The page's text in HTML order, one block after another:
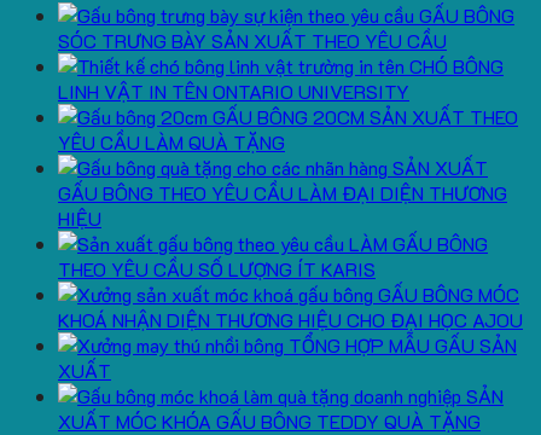
GẤU BÔNG
SÓC TRƯNG BÀY SẢN XUẤT THEO YÊU CẦU
CHÓ BÔNG
LINH VẬT IN TÊN ONTARIO UNIVERSITY
GẤU BÔNG 20CM SẢN XUẤT THEO
YÊU CẦU LÀM QUÀ TẶNG
SẢN XUẤT
GẤU BÔNG THEO YÊU CẦU LÀM ĐẠI DIỆN THƯƠNG
HIỆU
LÀM GẤU BÔNG
THEO YÊU CẦU SỐ LƯỢNG ÍT KARIS
GẤU BÔNG MÓC
KHOÁ NHẬN DIỆN THƯƠNG HIỆU CHO ĐẠI HỌC AJOU
TỔNG HỢP MẪU GẤU SẢN
XUẤT
SẢN
XUẤT MÓC KHÓA GẤU BÔNG TEDDY QUÀ TẶNG